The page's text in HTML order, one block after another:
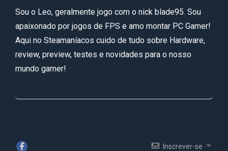
Sou o Leo, geralmente jogo com o nick blade95. Sou
apaixonado por jogos de FPS e amo montar PC Gamer!
Aqui no Steamaníacos cuido de tudo sobre Hardware,
review, preview, testes e novidades para o nosso
mundo gamer!
Inscrever-se